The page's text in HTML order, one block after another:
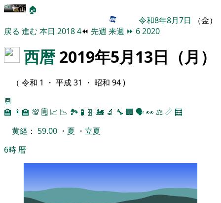
🏠
令和8年8月7日 （金）
戻る 進む 本日 20184⏪ 先週 来週 ⏩ 62020
西暦 2019年5月13日（月）
（ 令和 1 ・ 平成 31 ・ 昭和 94 )
📆
🏫 👨‍🏫 💯 🗒️ 📈 📉 🏞 🧪 🧬 🚂 🔬 🔧 🏢 🗣️👀 ⚖️ 📏 🧮
黄経 ： 59.00 ・ 夏 ・ 立夏
6時 暦